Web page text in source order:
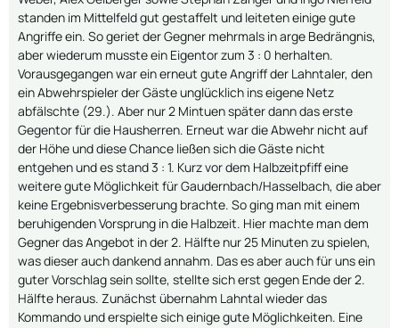
standen im Mittelfeld gut gestaffelt und leiteten einige gute
Angriffe ein. So geriet der Gegner mehrmals in arge Bedrängnis,
aber wiederum musste ein Eigentor zum 3 : 0 herhalten.
Vorausgegangen war ein erneut gute Angriff der Lahntaler, den
ein Abwehrspieler der Gäste unglücklich ins eigene Netz
abfälschte (29.). Aber nur 2 Mintuen später dann das erste
Gegentor für die Hausherren. Erneut war die Abwehr nicht auf
der Höhe und diese Chance ließen sich die Gäste nicht
entgehen und es stand 3 : 1. Kurz vor dem Halbzeitpfiff eine
weitere gute Möglichkeit für Gaudernbach/Hasselbach, die aber
keine Ergebnisverbesserung brachte. So ging man mit einem
beruhigenden Vorsprung in die Halbzeit. Hier machte man dem
Gegner das Angebot in der 2. Hälfte nur 25 Minuten zu spielen,
was dieser auch dankend annahm. Das es aber auch für uns ein
guter Vorschlag sein sollte, stellte sich erst gegen Ende der 2.
Hälfte heraus. Zunächst übernahm Lahntal wieder das
Kommando und erspielte sich einige gute Möglichkeiten. Eine